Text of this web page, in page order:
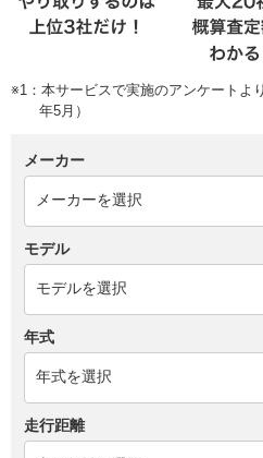
※1：本サービスで実施のアンケートよ
年5月）
メーカー
モデル
年式
走行距離